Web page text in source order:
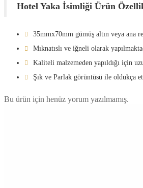
Hotel Yaka İsimliği Ürün
35mmx70mm gümüş altın veya ana
Mıknatıslı ve iğneli olarak
Kaliteli malzemeden yapıldığı için
Şık ve Parlak görüntüsü ile oldukça
Bu ürün için henüz yorum yazılmamış.